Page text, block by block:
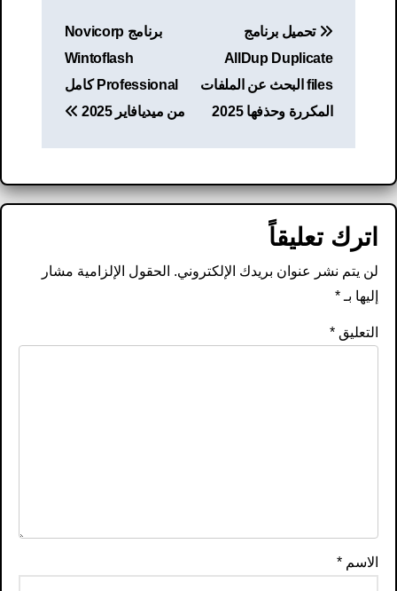
المقالات
تحميل برنامج
AllDup Duplicate
files البحث عن الملفات
المكررة وحذفها 2025
برنامج Novicorp
Wintoflash
Professional كامل
من ميديافاير 2025
اترك تعليقاً
لن يتم نشر عنوان بريدك الإلكتروني. الحقول الإلزامية مشار
إليها بـ*
التعليق*
الاسم*